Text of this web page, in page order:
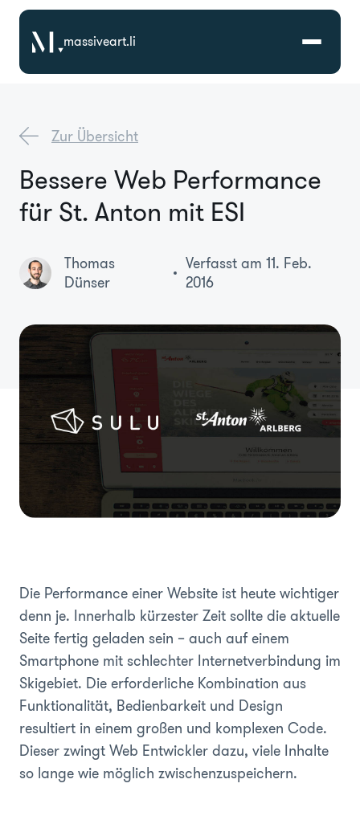
massiveart.li
Referenzen
Branchen
Über Uns
Zur Übersicht
Bessere Web Performance
für St. Anton mit ESI
Thomas
Dünser
Verfasst am 11. Feb.
2016
Die Performance einer Website ist heute wichtiger
denn je. Innerhalb kürzester Zeit sollte die aktuelle
Seite fertig geladen sein – auch auf einem
Smartphone mit schlechter Internetverbindung im
Skigebiet. Die erforderliche Kombination aus
Funktionalität, Bedienbarkeit und Design
resultiert in einem großen und komplexen Code.
Dieser zwingt Web Entwickler dazu, viele Inhalte
so lange wie möglich zwischenzuspeichern.